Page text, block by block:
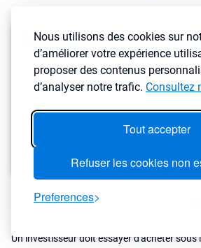
Nous utilisons des cookies sur
d’améliorer votre expérience
proposer des contenus
d’analyser notre trafic. Consultez
Tout accepter
Refuser les cookies non
Preferences
Un investisseur doit essayer d'acheter sous